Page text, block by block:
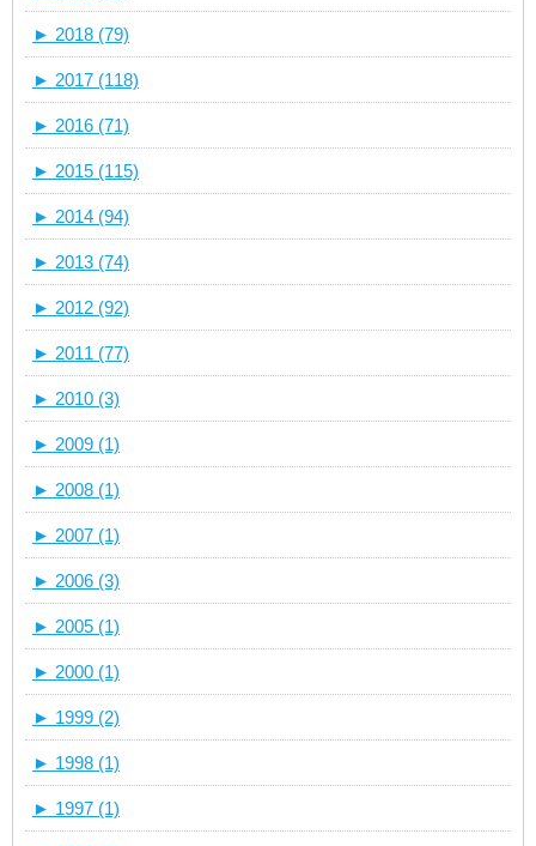
► 2018 (79)
► 2017 (118)
► 2016 (71)
► 2015 (115)
► 2014 (94)
► 2013 (74)
► 2012 (92)
► 2011 (77)
► 2010 (3)
► 2009 (1)
► 2008 (1)
► 2007 (1)
► 2006 (3)
► 2005 (1)
► 2000 (1)
► 1999 (2)
► 1998 (1)
► 1997 (1)